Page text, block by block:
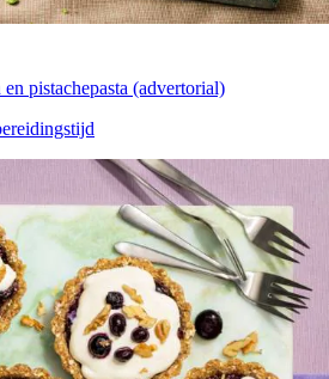
pistachepasta (advertorial)